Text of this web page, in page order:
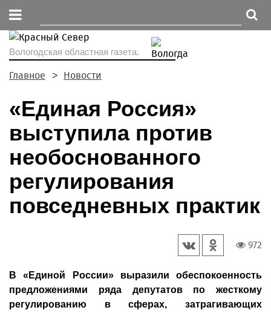
Вологодская областная газета.
Главное Новости
«Единая Россия»
выступила против
необоснованного
регулирования
повседневных практик
972
В «Единой России» выразили обеспокоенность
предложениями ряда депутатов по жесткому
регулированию в сферах, затрагивающих